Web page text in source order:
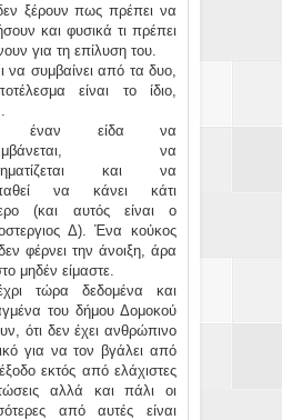
ξέρουν πως πρέπει να
και φυσικά τι πρέπει
για τη επίλυση του.
να συμβαίνει από τα δυο,
είναι το ίδιο,
έναν είδα να
να
και να
να κάνει κάτι
(και αυτός είναι ο
Δ). Ένα κούκος
φέρνει την άνοιξη, άρα
μηδέν είμαστε.
τώρα δεδομένα και
του δήμου Δομοκού
ότι δεν έχει ανθρώπινο
για να τον βγάλει από
εκτός από ελάχιστες
αλλά και πάλι οι
από αυτές είναι